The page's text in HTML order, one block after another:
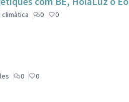
climàtica 0 0
0 0